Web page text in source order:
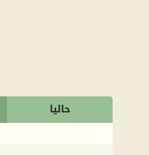
حاليا